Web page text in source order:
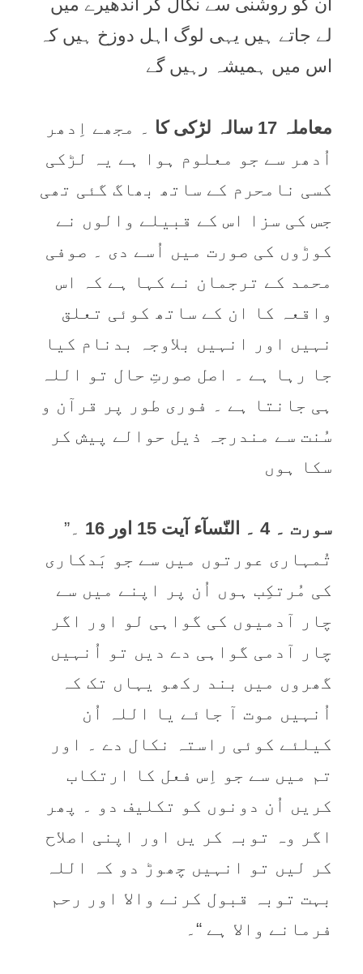
ان کو روشنی سے نکال کر اندھیرے میں
لے جاتے ہیں یہی لوگ اہل دوزخ ہیں کہ
اس میں ہمیشہ رہیں گے
معاملہ 17 سالہ لڑکی کا
۔ مجھے اِدھر
اُدھر سے جو معلوم ہوا ہے یہ لڑکی
کسی نامحرم کے ساتھ بھاگ گئی تھی
جس کی سزا اس کے قبیلے والوں نے
کوڑوں کی صورت میں اُسے دی ۔ صوفی
محمد کے ترجمان نے کہا ہے کہ اس
واقعہ کا ان کے ساتھ کوئی تعلق
نہیں اور انہیں بلاوجہ بدنام کیا
جا رہا ہے ۔ اصل صورتِ حال تو اللہ
ہی جانتا ہے ۔ فوری طور پر قرآن و
سُنت سے مندرجہ ذیل حوالے پیش کر
سکا ہوں
سورت ۔ 4 ۔ النّسآء آیت 15 اور 16
۔”
تُمہاری عورتوں میں سے جو بَدکاری
کی مُرتکِب ہوں اُن پر اپنے میں سے
چار آدمیوں کی گواہی لو اور اگر
چار آدمی گواہی دے دیں تو اُنہیں
گھروں میں بند رکھو یہاں تک کہ
اُنہیں موت آ جائے یا اللہ اُن
کیلئے کوئی راستہ نکال دے ۔ اور
تم میں سے جو اِس فعل کا ارتکاب
کریں اُن دونوں کو تکلیف دو ۔ پھر
اگر وہ توبہ کر یں اور اپنی اصلاح
کر لیں تو انہیں چھوڑ دو کہ اللہ
بہت توبہ قبول کرنے والا اور رحم
فرمانے والا ہے “۔